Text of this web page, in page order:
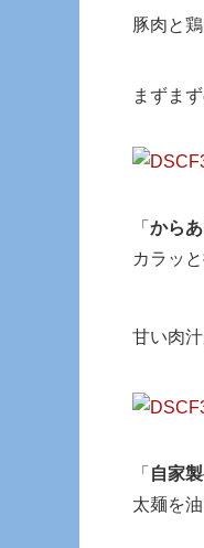
豚肉と
まずま
「 から
カラッ
甘い肉
「 自家
太麺を